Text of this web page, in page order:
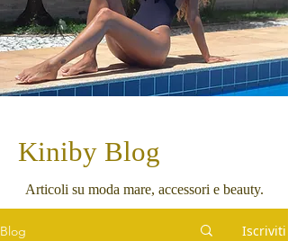
Kiniby Blog
Articoli su moda mare, accessori e beauty.
Blog Iscriviti